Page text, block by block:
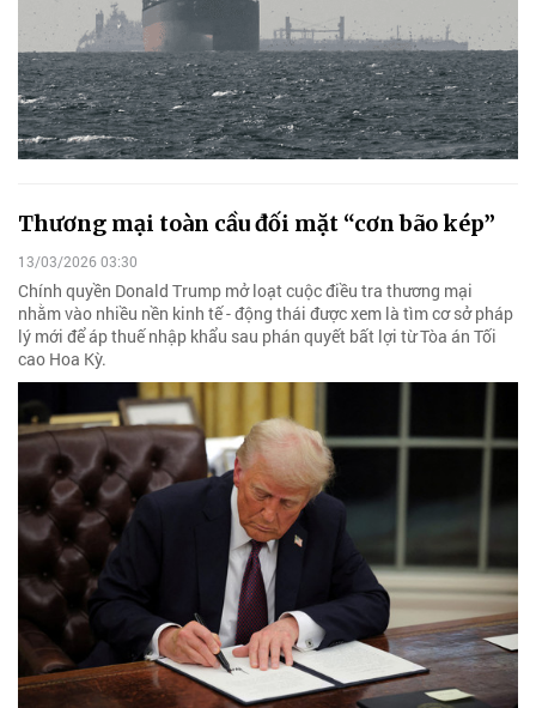
Thương mại toàn cầu đối mặt “cơn bão kép”
13/03/2026 03:30
Chính quyền Donald Trump mở loạt cuộc điều tra thương mại
nhằm vào nhiều nền kinh tế - động thái được xem là tìm cơ sở pháp
lý mới để áp thuế nhập khẩu sau phán quyết bất lợi từ Tòa án Tối
cao Hoa Kỳ.